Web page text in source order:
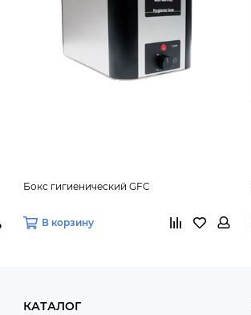
Бокс гигиенический GFC
В корзину
КАТАЛОГ